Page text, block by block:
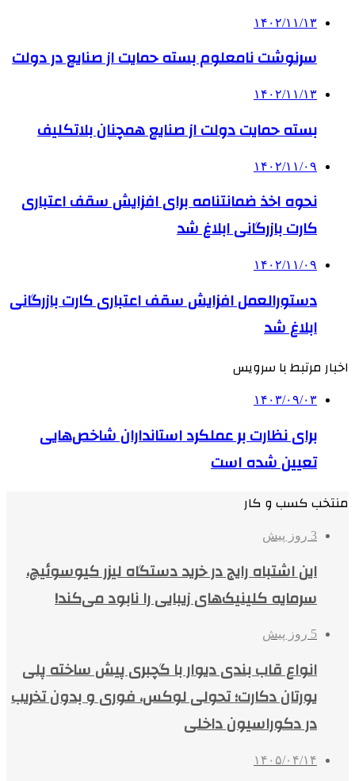
۱۴۰۲/۱۱/۱۳
سرنوشت نامعلوم بسته حمایت از صنایع در دولت
۱۴۰۲/۱۱/۱۳
بسته حمایت دولت از صنایع همچنان بلاتکلیف
۱۴۰۲/۱۱/۰۹
نحوه اخذ ضمانتنامه برای افزایش سقف اعتباری
کارت بازرگانی ابلاغ شد
۱۴۰۲/۱۱/۰۹
دستورالعمل افزایش سقف اعتباری کارت بازرگانی
ابلاغ شد
اخبار مرتبط با سرویس
۱۴۰۳/۰۹/۰۳
برای نظارت بر عملکرد استانداران شاخص‌هایی
تعیین شده است
منتخب کسب و کار
3 روز پیش
این اشتباه رایج در خرید دستگاه لیزر کیوسوئیچ،
سرمایه کلینیک‌های زیبایی را نابود می‌کند!
5 روز پیش
انواع قاب بندی دیوار با گچبری پیش ساخته پلی
یورتان دکارت؛ تحولی لوکس، فوری و بدون تخریب
در دکوراسیون داخلی
۱۴۰۵/۰۴/۱۴